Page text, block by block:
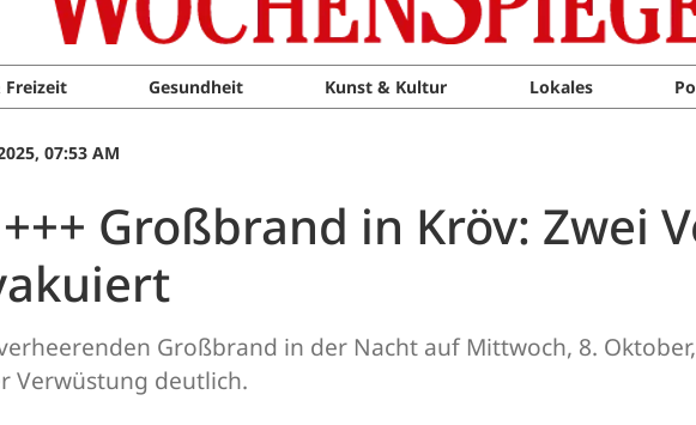
Freizeit Gesundheit Kunst & Kultur Lokales
07:53 AM
Großbrand in Kröv: Zwei
Großbrand in der Nacht auf Mittwoch, 8.
Verwüstung deutlich.